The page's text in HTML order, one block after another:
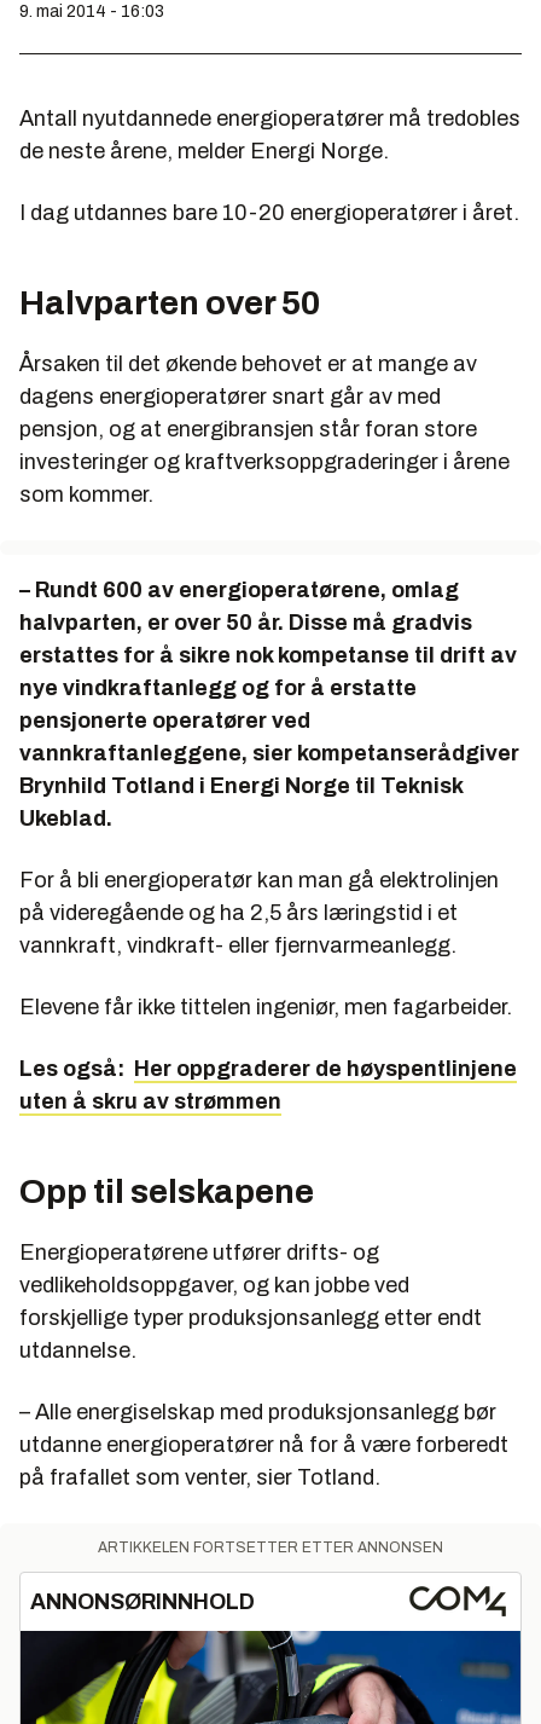
9. mai 2014 - 16:03
Antall nyutdannede energioperatører må tredobles
de neste årene, melder Energi Norge.
I dag utdannes bare 10-20 energioperatører i året.
Halvparten over 50
Årsaken til det økende behovet er at mange av
dagens energioperatører snart går av med
pensjon, og at energibransjen står foran store
investeringer og kraftverksoppgraderinger i årene
som kommer.
– Rundt 600 av energioperatørene, omlag
halvparten, er over 50 år. Disse må gradvis
erstattes for å sikre nok kompetanse til drift av
nye vindkraftanlegg og for å erstatte
pensjonerte operatører ved
vannkraftanleggene, sier kompetanserådgiver
Brynhild Totland i Energi Norge til Teknisk
Ukeblad.
For å bli energioperatør kan man gå elektrolinjen
på videregående og ha 2,5 års læringstid i et
vannkraft, vindkraft- eller fjernvarmeanlegg.
Elevene får ikke tittelen ingeniør, men fagarbeider.
Les også: Her oppgraderer de høyspentlinjene
uten å skru av strømmen
Opp til selskapene
Energioperatørene utfører drifts- og
vedlikeholdsoppgaver, og kan jobbe ved
forskjellige typer produksjonsanlegg etter endt
utdannelse.
– Alle energiselskap med produksjonsanlegg bør
utdanne energioperatører nå for å være forberedt
på frafallet som venter, sier Totland.
ARTIKKELEN FORTSETTER ETTER ANNONSEN
ANNONSØRINNHOLD